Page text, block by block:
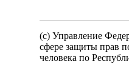
(c) Управление
сфере защиты прав
человека по